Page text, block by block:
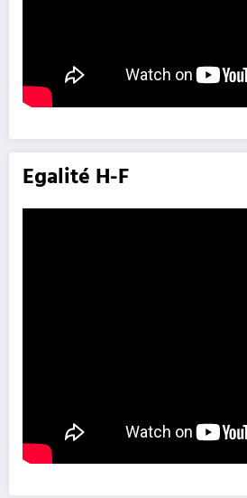
Egalité H-F